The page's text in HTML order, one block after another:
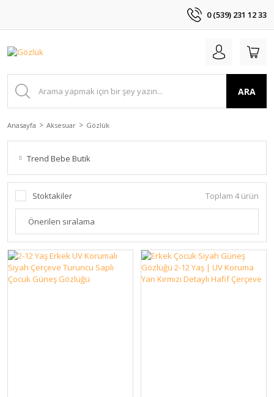
0 (539) 231 12 33
ARA
Anasayfa Aksesuar Gözlük
Trend Bebe Butik
Stoktakiler Toplam 4 ürün